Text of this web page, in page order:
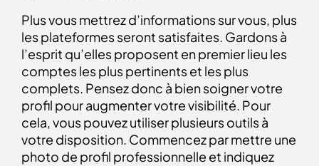
Plus vous mettrez d’informations sur vous, plus
les plateformes seront satisfaites. Gardons à
l’esprit qu’elles proposent en premier lieu les
comptes les plus pertinents et les plus
complets. Pensez donc à bien soigner votre
profil pour augmenter votre visibilité. Pour
cela, vous pouvez utiliser plusieurs outils à
votre disposition. Commencez par mettre une
photo de profil professionnelle et indiquez